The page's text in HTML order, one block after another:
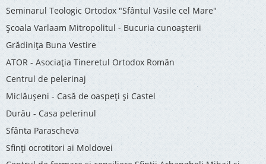
Seminarul Teologic Ortodox "Sfântul Vasile cel Mare"
Şcoala Varlaam Mitropolitul - Bucuria cunoaşterii
Grădinița Buna Vestire
ATOR - Asociaţia Tineretul Ortodox Român
Centrul de pelerinaj
Miclăușeni - Casă de oaspeţi şi Castel
Durău - Casa pelerinul
Sfânta Parascheva
Sfinți ocrotitori ai Moldovei